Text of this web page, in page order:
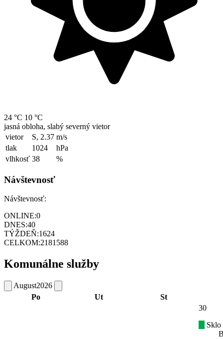
24 °C 10 °C
jasná obloha, slabý severný vietor
vietor
S, 2.37 m/s
tlak
1024
hPa
vlhkosť 38 %
Návštevnosť
Návštevnosť:
ONLINE:0
DNES:40
TÝŽDEŇ:1624
CELKOM:2181588
Komunálne služby
August2026
Po
Ut
St
30
Sklo